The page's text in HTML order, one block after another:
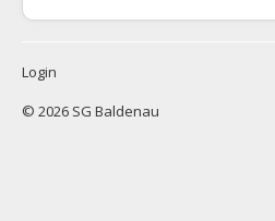
Datenschutz
Login
© 2026 SG Baldenau